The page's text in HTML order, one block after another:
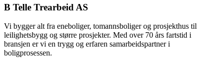
B Telle Trearbeid AS
Vi bygger alt fra eneboliger, tomannsboliger og prosjekthus til
leilighetsbygg og større prosjekter. Med over 70 års fartstid i
bransjen er vi en trygg og erfaren samarbeidspartner i
boligprosessen.